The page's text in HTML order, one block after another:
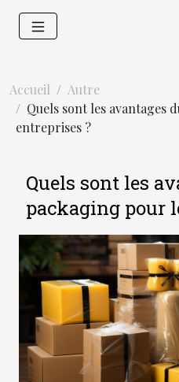
Accueil
Autre
Quels sont les avantages
entreprises ?
Quels sont les
packaging pour